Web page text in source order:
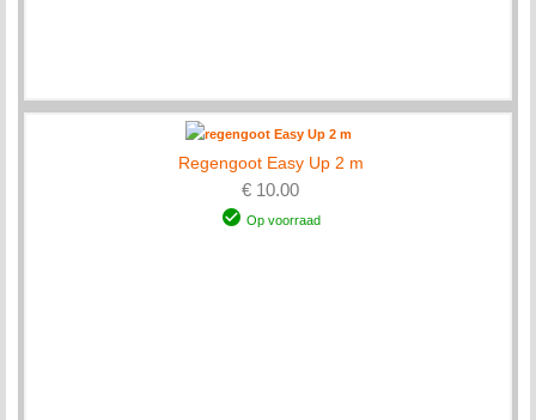
Regengoot Easy Up 2 m
€ 10.00
Op voorraad